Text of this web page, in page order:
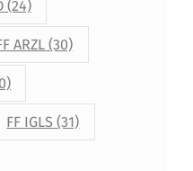
(24)
ARZL (30)
FF IGLS (31)